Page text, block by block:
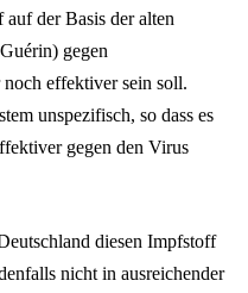
der Basis der alten
gegen
effektiver sein soll.
unspezifisch, so dass es
gegen den Virus
diesen Impfstoff
nicht in ausreichender